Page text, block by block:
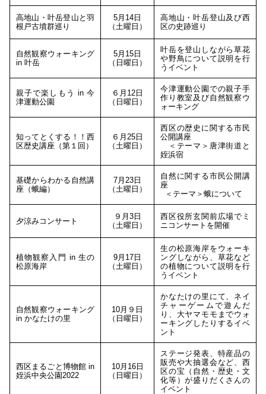
高地山・叶岳登山と羽
根戸古墳群巡り
5月14日
（土曜日）
高地山・叶岳登山及び西
区の史跡巡り
自然観察ウォーキング
in 叶岳
5月15日
（日曜日）
叶岳を登山しながら草花
や野鳥について説明を行
うイベント
親子で楽しもう in 今
津運動公園
６月12日
（日曜日）
今津運動公園での親子手
作り教室及び自然観察ウ
ォーキング
知ってとくする！！西
区歴史講座（第１回）
６月25日
（土曜日）
西区の歴史に関する市民
公開講座
＜テーマ＞唐津街道と
姪浜宿
基礎からわかる自然講
座（蛾編）
7月23日
（土曜日）
自然に関する市民公開講
座
＜テーマ＞蛾について
夕涼みコンサート
９月3日
（土曜日）
西区役所玄関前広場でミ
ニコンサートを開催
植物観察入門 in 生の
松原海岸
9月17日
（土曜日）
生の松原海岸をウォーキ
ングしながら、草花など
の植物について説明を行
うイベント
自然観察ウォーキング
in かなたけの里
10月９日
（日曜日）
かなたけの里にて、ネイ
チャーゲームで遊んだ
り、大ヤマモモまでウォ
ーキングしたりするイベ
ント
西区まるごと博物館 in
姪浜中央公園2022
10月16日
（日曜日）
ステージ発表、特産品の
販売や大抽選会など、西
区の宝（自然・歴史・文
化等）が盛りだくさんの
イベント